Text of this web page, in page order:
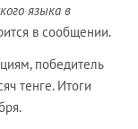
языка в
в сообщении.
победитель
тенге. Итоги